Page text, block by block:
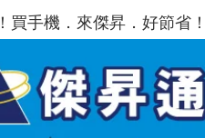
！買手機．來傑昇．好節省！